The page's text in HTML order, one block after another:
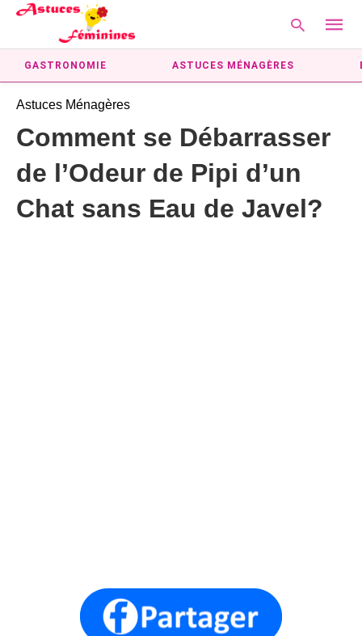
your
GASTRONOMIE ASTUCES MÉNAGÈRES
Astuces Ménagères
Comment se Débarrasser
de l’Odeur de Pipi d’un
Chat sans Eau de Javel?